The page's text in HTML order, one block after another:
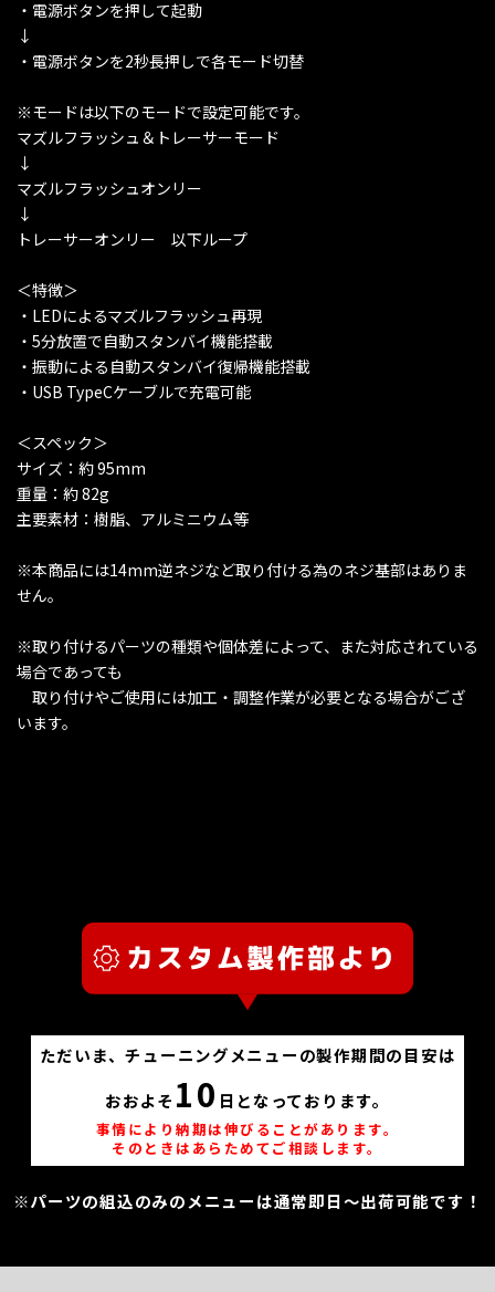
・電源ボタンを押して起動
↓
・電源ボタンを2秒長押しで各モード切替
※モードは以下のモードで設定可能です。
マズルフラッシュ＆トレーサーモード
↓
マズルフラッシュオンリー
↓
トレーサーオンリー 以下ループ
＜特徴＞
・LEDによるマズルフラッシュ再現
・5分放置で自動スタンバイ機能搭載
・振動による自動スタンバイ復帰機能搭載
・USB TypeCケーブルで充電可能
＜スペック＞
サイズ：約 95mm
重量：約 82g
主要素材：樹脂、アルミニウム等
※本商品には14mm逆ネジなど取り付ける為のネジ基部はありま
せん。
※取り付けるパーツの種類や個体差によって、また対応されている
場合であっても
取り付けやご使用には加工・調整作業が必要となる場合がござ
います。
ただいま、チューニングメニューの製作期間の目安は
おおよそ 10 日となっております。
事情により納期は伸びることがあります。
そのときはあらためてご相談します。
※パーツの組込のみのメニューは通常即日～出荷可能です！